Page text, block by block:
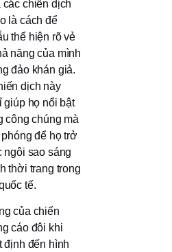
các chiến dịch
là cách để
thể hiện rõ vẻ
năng của mình
đảo khán giả.
dịch này
giúp họ nổi bật
công chúng mà
để họ trở
ngôi sao sáng
thời trang trong
tế.
của chiến
cáo đôi khi
định đến hình